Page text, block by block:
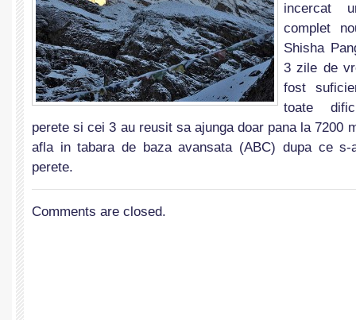
incercat
complet
Shisha
3 zile de
fost
toate
perete si cei 3 au reusit sa ajunga doar pana la 7200
afla in tabara de baza avansata (ABC) dupa ce
perete.
Comments are closed.